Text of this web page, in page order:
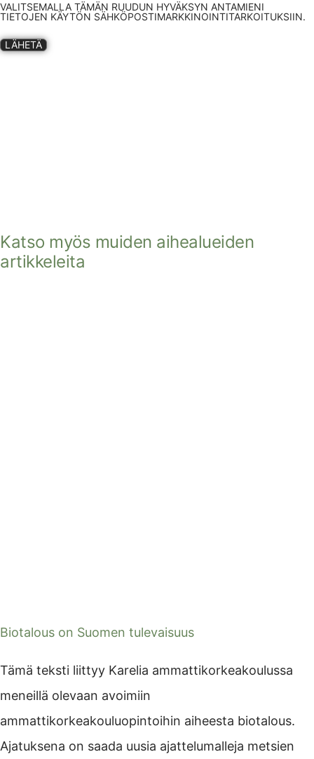
VALITSEMALLA TÄMÄN RUUDUN HYVÄKSYN ANTAMIENI
TIETOJEN KÄYTÖN SÄHKÖPOSTIMARKKINOINTITARKOITUKSIIN.
LÄHETÄ
Katso myös muiden aihealueiden
artikkeleita
Biotalous on Suomen tulevaisuus
Tämä teksti liittyy Karelia ammattikorkeakoulussa
meneillä olevaan avoimiin
ammattikorkeakouluopintoihin aiheesta biotalous.
Ajatuksena on saada uusia ajattelumalleja metsien